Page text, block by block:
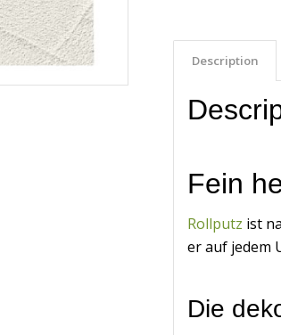
Description
Fein
Rollputz ist
er auf jedem
Die